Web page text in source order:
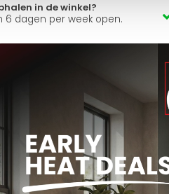
in de winkel?
6 dagen per week open.